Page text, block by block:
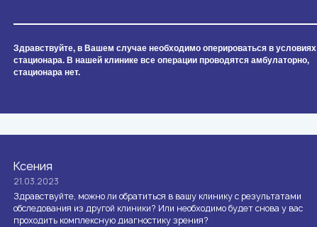
Здравствуйте, в Вашем случае необходимо оперироваться в условиях
стационара. В нашей клинике все операции проводятся амбулаторно,
стационара нет.
Ксения
21.03.2023
Здравствуйте, можно ли обратиться в вашу клинику с результатами
обследования из другой клиники? Или необходимо будет снова у вас
проходить комплексную диагностику зрения?